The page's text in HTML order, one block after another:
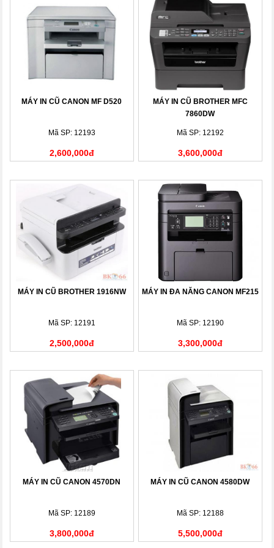
MÁY IN CŨ CANON MF D520
Mã SP: 12193
2,600,000đ
MÁY IN CŨ BROTHER MFC
7860DW
Mã SP: 12192
3,600,000đ
MÁY IN CŨ BROTHER 1916NW
Mã SP: 12191
2,500,000đ
MÁY IN ĐA NĂNG CANON MF215
Mã SP: 12190
3,300,000đ
MÁY IN CŨ CANON 4570DN
Mã SP: 12189
3,800,000đ
MÁY IN CŨ CANON 4580DW
Mã SP: 12188
5,500,000đ